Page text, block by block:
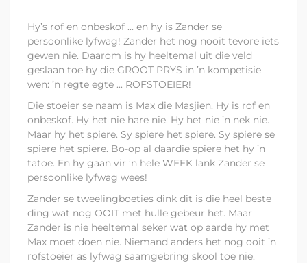
Hy’s rof en onbeskof ... en hy is Zander se
persoonlike lyfwag! Zander het nog nooit tevore iets
gewen nie. Daarom is hy heeltemal uit die veld
geslaan toe hy die GROOT PRYS in ’n kompetisie
wen: ’n regte egte ... ROFSTOEIER!
Die stoeier se naam is Max die Masjien. Hy is rof en
onbeskof. Hy het nie hare nie. Hy het nie ’n nek nie.
Maar hy het spiere. Sy spiere het spiere. Sy spiere se
spiere het spiere. Bo-op al daardie spiere het hy ’n
tatoe. En hy gaan vir ’n hele WEEK lank Zander se
persoonlike lyfwag wees!
Zander se tweelingboeties dink dit is die heel beste
ding wat nog OOIT met hulle gebeur het. Maar
Zander is nie heeltemal seker wat op aarde hy met
Max moet doen nie. Niemand anders het nog ooit ’n
rofstoeier as lyfwag saamgebring skool toe nie.